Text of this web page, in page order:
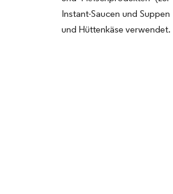
Instant-Saucen und
und Hüttenkäse verwendet.